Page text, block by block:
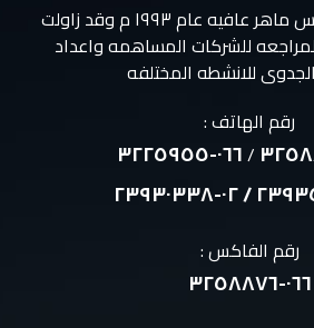
تأسست مؤسسه عباس ماهر عافيه عام ١٩٩٣ م وقد زاولت
للشركات المساهمه واعداد
للانشطه المختلفه
رقم الهاتف :
/٠٦٦-٣٢٢٥٩٥٥
رقم الفاكس :
٠٦٦-٣٢٥٨٨٧٦